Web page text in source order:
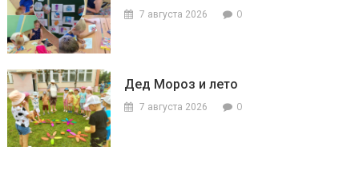
7 августа 2026 0
Дед Мороз и лето
7 августа 2026 0